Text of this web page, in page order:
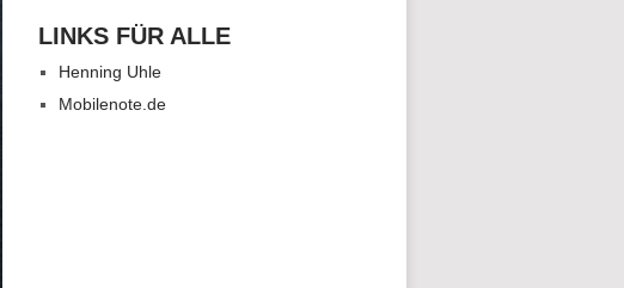
LINKS FÜR ALLE
Henning Uhle
Mobilenote.de